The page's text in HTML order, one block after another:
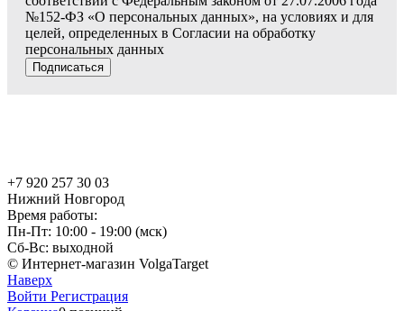
№152-ФЗ «О персональных данных», на условиях и для
целей, определенных в Согласии на обработку
персональных данных
Подписаться
+7 920 257 30 03
Нижний Новгород
Время работы:
Пн-Пт: 10:00 - 19:00 (мск)
Сб-Вс: выходной
© Интернет-магазин VolgaTarget
Наверх
Войти Регистрация